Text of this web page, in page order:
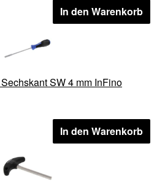
In den Warenkorb
SW 4 mm InFino
In den Warenkorb